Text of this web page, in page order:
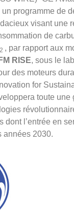
un programme de
visant une
de
2 , par rapport aux
RISE, sous le
des moteurs
for
toute une
dont l’entrée en
années 2030.